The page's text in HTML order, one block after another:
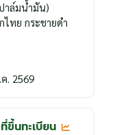
าล์มน้ำมัน)
ทย กระชายดำ
. 2569
ขึ้นทะเบียน